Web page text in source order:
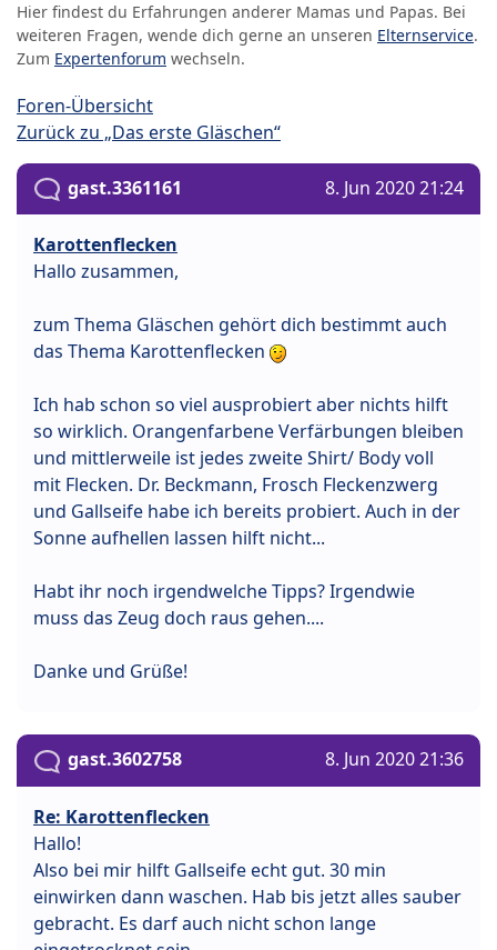
Hier findest du Erfahrungen anderer Mamas und Papas. Bei
weiteren Fragen, wende dich gerne an unseren Elternservice.
Zum Expertenforum wechseln.
Foren-Übersicht
Zurück zu „Das erste Gläschen“
gast.3361161 8. Jun 2020 21:24
Karottenflecken
Hallo zusammen,
zum Thema Gläschen gehört dich bestimmt auch
das Thema Karottenflecken
Ich hab schon so viel ausprobiert aber nichts hilft
so wirklich. Orangenfarbene Verfärbungen bleiben
und mittlerweile ist jedes zweite Shirt/ Body voll
mit Flecken. Dr. Beckmann, Frosch Fleckenzwerg
und Gallseife habe ich bereits probiert. Auch in der
Sonne aufhellen lassen hilft nicht...
Habt ihr noch irgendwelche Tipps? Irgendwie
muss das Zeug doch raus gehen....
Danke und Grüße!
gast.3602758 8. Jun 2020 21:36
Re: Karottenflecken
Hallo!
Also bei mir hilft Gallseife echt gut. 30 min
einwirken dann waschen. Hab bis jetzt alles sauber
gebracht. Es darf auch nicht schon lange